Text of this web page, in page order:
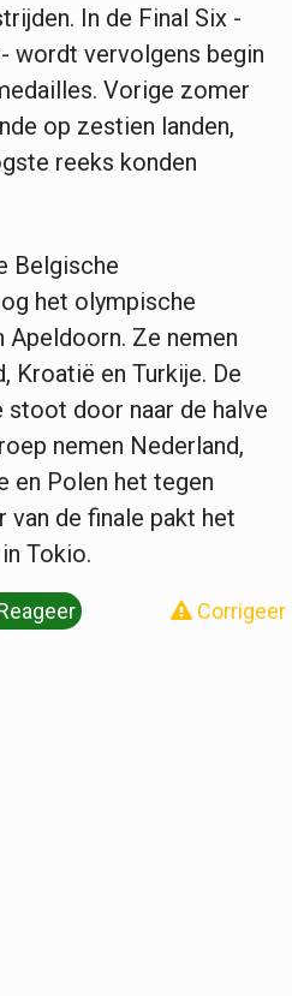
In de Final Six -
wordt vervolgens begin
Vorige zomer
op zestien landen,
reeks konden
Belgische
het olympische
Ze nemen
Kroatië en Turkije. De
door naar de halve
nemen Nederland,
en Polen het tegen
van de finale pakt het
Tokio.
Corrigeer